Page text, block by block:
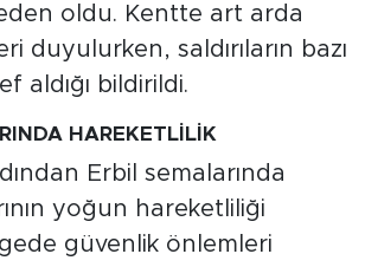
oldu. Kentte art arda
duyulurken, saldırıların bazı
aldığı bildirildi.
HAREKETLİLİK
Erbil semalarında
yoğun hareketliliği
güvenlik önlemleri